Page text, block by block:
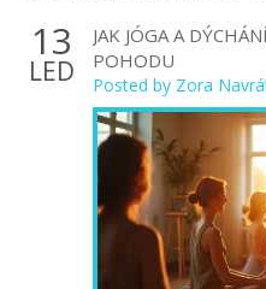
13
LED
JAK JÓGA A
POHODU
Posted by Zora